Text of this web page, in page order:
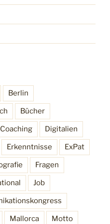
Berlin
Bücher
Coaching Digitalien
Erkenntnisse ExPat
Fragen
Job
Mallorca Motto